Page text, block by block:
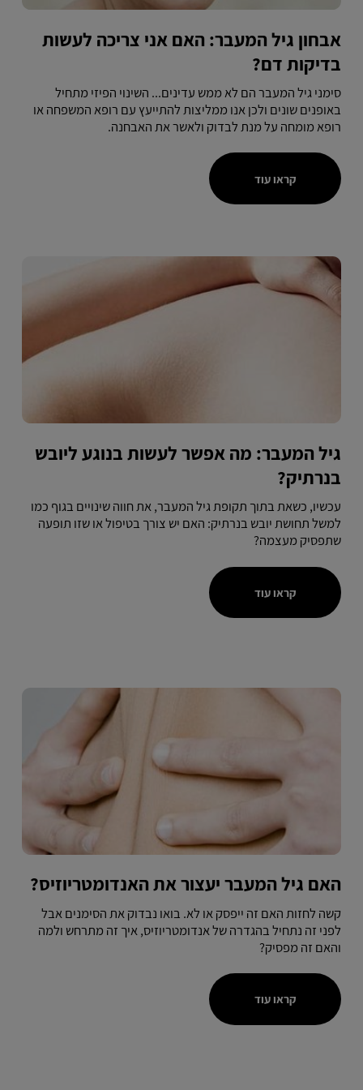
אבחון גיל המעבר: האם אני צריכה לעשות
בדיקות דם?
סימני גיל המעבר הם לא ממש עדינים... השינוי הפיזי מתחיל
באופנים שונים ולכן אנו ממליצות להתייעץ עם רופא המשפחה או
רופא מומחה על מנת לבדוק ולאשר את האבחנה.
קראו עוד
גיל המעבר: מה אפשר לעשות בנוגע ליובש
בנרתיק?
עכשיו, כשאת בתוך תקופת גיל המעבר, את חווה שינויים בגוף כמו
למשל תחושת יובש בנרתיק: האם יש צורך בטיפול או שזו תופעה
שתפסיק מעצמה?
קראו עוד
האם גיל המעבר יעצור את האנדומטריוזיס?
קשה לחזות האם זה ייפסק או לא. בואו נבדוק את הסימנים אבל
לפני זה נתחיל בהגדרה של אנדומטריוזיס, איך זה מתרחש ולמה
והאם זה מפסיק?
קראו עוד